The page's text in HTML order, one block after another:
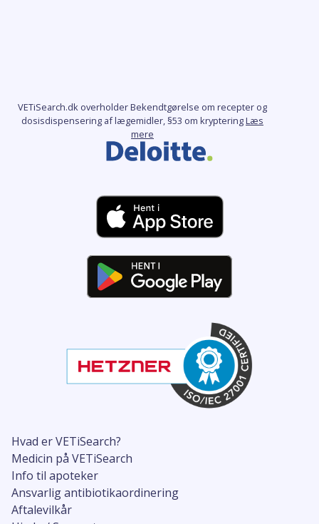
Hvad er VETiSearch?
Medicin på VETiSearch
Info til apoteker
Ansvarlig antibiotikaordinering
Aftalevilkår
VETiSearch.dk overholder Bekendtgørelse om recepter og
dosisdispensering af lægemidler, §53 om krypteringLæs
mere